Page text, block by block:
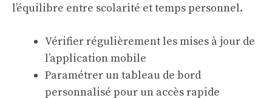
l’équilibre entre scolarité et temps personnel.
Vérifier régulièrement les mises à jour de
l’application mobile
Paramétrer un tableau de bord
personnalisé pour un accès rapide